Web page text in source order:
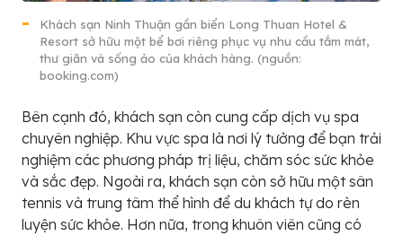
Khách sạn Ninh Thuận gần biển Long Thuan Hotel &
Resort sở hữu một bể bơi riêng phục vụ nhu cầu tắm mát,
thư giãn và sống ảo của khách hàng. (nguồn:
booking.com)
Bên cạnh đó, khách sạn còn cung cấp dịch vụ spa
chuyên nghiệp. Khu vực spa là nơi lý tưởng để bạn trải
nghiệm các phương pháp trị liệu, chăm sóc sức khỏe
và sắc đẹp. Ngoài ra, khách sạn còn sở hữu một sân
tennis và trung tâm thể hình để du khách tự do rèn
luyện sức khỏe. Hơn nữa, trong khuôn viên cũng có